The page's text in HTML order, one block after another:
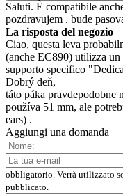
Saluti. È compatibile
pozdravujem . bude
La risposta del negozio
Ciao, questa leva
(anche EC890) utilizza un
supporto specifico
Dobrý deň,
táto páka pravdepodobne
používa 51 mm, ale
ears) .
Aggiungi una domanda
obbligatorio. Verrà utilizzato
pubblicato.